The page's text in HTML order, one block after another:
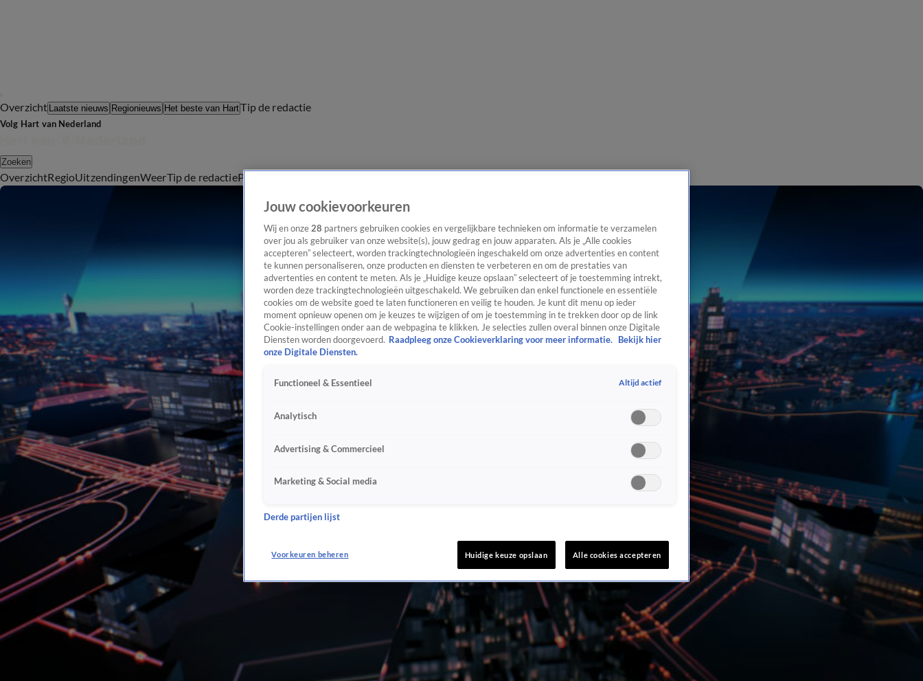
Overzicht Laatste nieuws Regionieuws Het beste van HartTip de redactie
Volg Hart van Nederland
Zoeken
OverzichtRegioUitzendingenWeerTip de redactiePanel
Jouw cookievoorkeuren
Wij en onze 28 partners gebruiken cookies en vergelijkbare technieken om informatie te verzamelen
over jou als gebruiker van onze website(s), jouw gedrag en jouw apparaten. Als je „Alle cookies
accepteren” selecteert, worden trackingtechnologieën ingeschakeld om onze advertenties en content
te kunnen personaliseren, onze producten en diensten te verbeteren en om de prestaties van
advertenties en content te meten. Als je „Huidige keuze opslaan” selecteert of je toestemming intrekt,
worden deze trackingtechnologieën uitgeschakeld. We gebruiken dan enkel functionele en essentiële
cookies om de website goed te laten functioneren en veilig te houden. Je kunt dit menu op ieder
moment opnieuw openen om je keuzes te wijzigen of om je toestemming in te trekken door op de link
Cookie-instellingen onder aan de webpagina te klikken. Je selecties zullen overal binnen onze Digitale
Diensten worden doorgevoerd. Raadpleeg onze Cookieverklaring voor meer informatie.
Bekijk hier
onze Digitale Diensten.
Functioneel & Essentieel Altijd actief
Analytisch
Advertising & Commercieel
Marketing & Social media
Derde partijen lijst
Voorkeuren beheren Huidige keuze opslaan Alle cookies accepteren